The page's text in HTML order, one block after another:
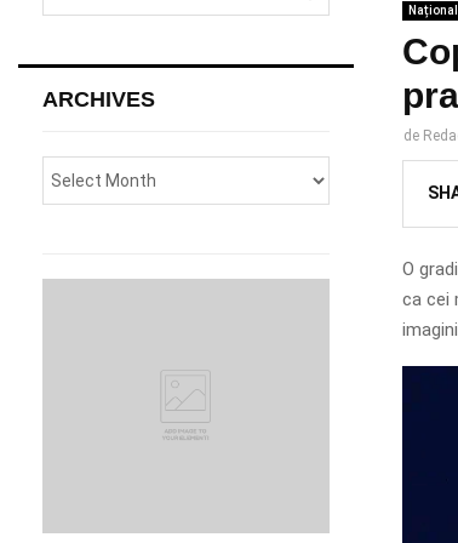
Național
de
O
ca cei
h
o
:
H
ARCHIVES